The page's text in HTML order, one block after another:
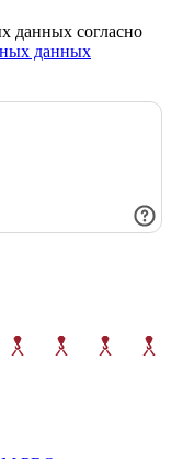
данных согласно
данных